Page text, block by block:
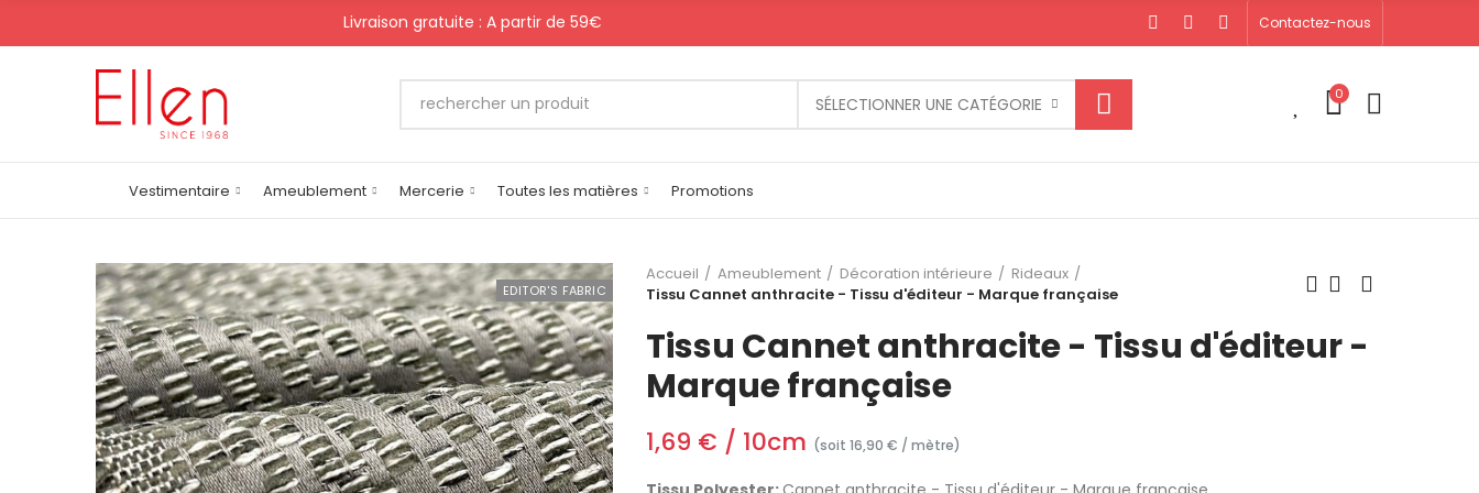
Livraison gratuite : A partir de 59€ Contactez-nous
SÉLECTIONNER UNE CATÉGORIE 0
Vestimentaire Ameublement Mercerie Toutes les matières Promotions
EDITOR'S FABRIC
Accueil Ameublement Décoration intérieure
Rideaux
Tissu Cannet anthracite - Tissu d'éditeur - Marque française
Tissu Cannet anthracite - Tissu d'éditeur -
Marque française
1,69 € / 10cm (soit 16,90 € / mètre)